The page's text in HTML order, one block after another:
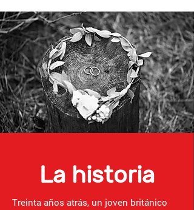
La historia
Treinta años atrás, un joven británico